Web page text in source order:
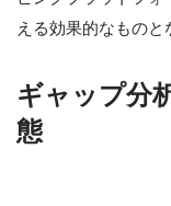
える効果的なものと
ギャップ分
態